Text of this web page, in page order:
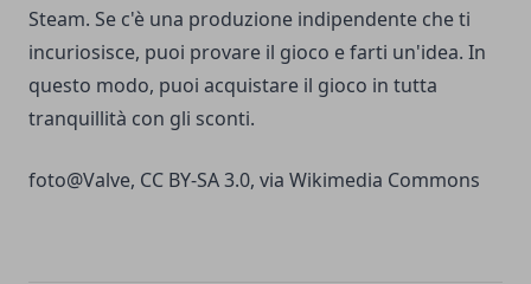
Steam. Se c'è una produzione indipendente che ti
incuriosisce, puoi provare il gioco e farti un'idea. In
questo modo, puoi acquistare il gioco in tutta
tranquillità con gli sconti.
foto@Valve, CC BY-SA 3.0, via Wikimedia Commons